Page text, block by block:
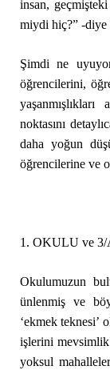
insan,
miydi hiç?” -diye
Şimdi ne
öğrencilerini,
noktasını
daha yoğun
öğrencilerine ve
1. OKULU ve
Okulumuzun
ünlenmiş ve
‘ekmek teknesi’
işlerini
yoksul